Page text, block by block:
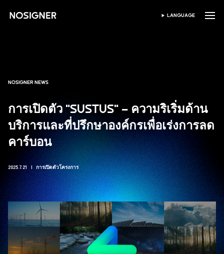
หน้าหลัก เลือกภาษา
LANGUAGE
NOSIGNER NEWS
การเปิดตัว "SUSTUS" – ความริเริ่มด้าน
บริการและที่ปรึกษาองค์กรเพื่อเร่งการลด
คาร์บอน
2025.7.21 การเปิดตัวโครงการ